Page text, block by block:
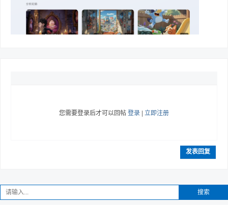
您需要登录后才可以回帖登录 | 立即注册
发表回复
搜索